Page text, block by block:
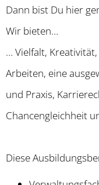
Dann bist Du hier
Wir bieten…
… Vielfalt,
Arbeiten, eine
und Praxis,
Chancengleichheit
Diese